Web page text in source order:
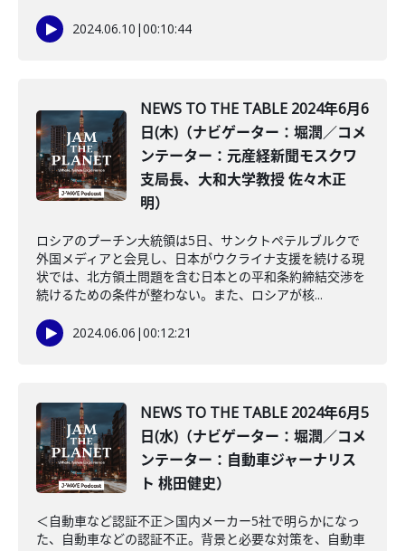
2024.06.10 |00:10:44
NEWS TO THE TABLE 2024年6月6
日(木)（ナビゲーター：堀潤／コメ
ンテーター：元産経新聞モスクワ
支局長、大和大学教授 佐々木正
明）
ロシアのプーチン大統領は5日、サンクトペテルブルクで
外国メディアと会見し、日本がウクライナ支援を続ける現
状では、北方領土問題を含む日本との平和条約締結交渉を
続けるための条件が整わない。また、ロシアが核...
2024.06.06 |00:12:21
NEWS TO THE TABLE 2024年6月5
日(水)（ナビゲーター：堀潤／コメ
ンテーター：自動車ジャーナリス
ト 桃田健史）
＜自動車など認証不正＞国内メーカー5社で明らかになっ
た、自動車などの認証不正。背景と必要な対策を、自動車